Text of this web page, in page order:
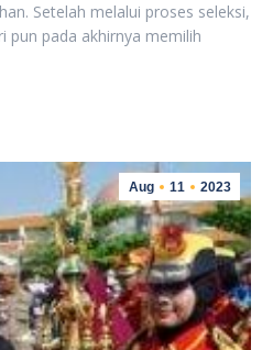
Setelah melalui proses seleksi,
pun pada akhirnya memilih
Aug 11 2023